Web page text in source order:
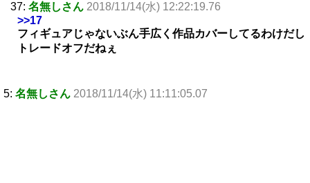
37: 名無しさん 2018/11/14(水) 12:22:19.76
>>17
フィギュアじゃないぶん手広く作品カバーしてるわけだし
トレードオフだねぇ
5: 名無しさん 2018/11/14(水) 11:11:05.07